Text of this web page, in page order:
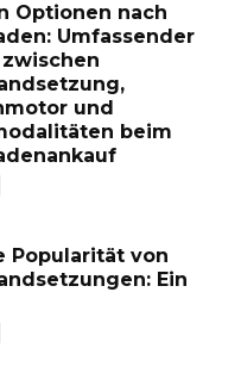
Optionen nach
Umfassender
und
beim
Popularität von
Ein